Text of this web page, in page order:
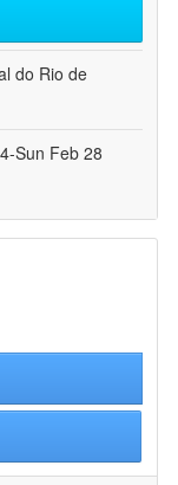
do Rio de
Sun Feb 28